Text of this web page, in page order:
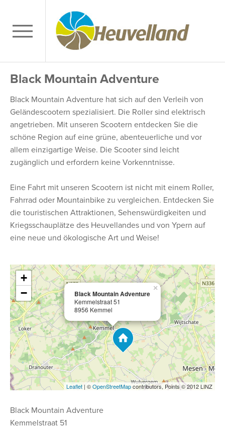
Black Mountain Adventure
Black Mountain Adventure hat sich auf den Verleih von
Geländescootern spezialisiert. Die Roller sind elektrisch
angetrieben. Mit unseren Scootern entdecken Sie die
schöne Region auf eine grüne, abenteuerliche und vor
allem einzigartige Weise. Die Scooter sind leicht
zugänglich und erfordern keine Vorkenntnisse.
Eine Fahrt mit unseren Scootern ist nicht mit einem Roller,
Fahrrad oder Mountainbike zu vergleichen. Entdecken Sie
die touristischen Attraktionen, Sehenswürdigkeiten und
Kriegsschauplätze des Heuvellandes und von Ypern auf
eine neue und ökologische Art und Weise!
Black Mountain Adventure
Kemmelstraat 51
8956 Kemmel
×
+
−
Leaflet | ©OpenStreetMapcontributors, Points © 2012 LINZ
Black Mountain Adventure
Kemmelstraat 51